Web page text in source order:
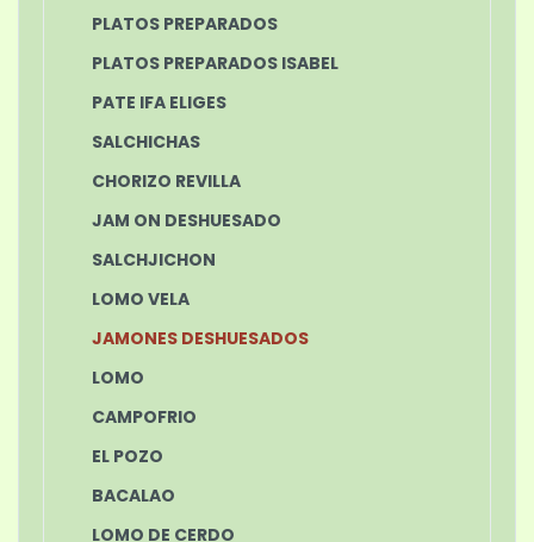
PLATOS PREPARADOS
PLATOS PREPARADOS ISABEL
PATE IFA ELIGES
SALCHICHAS
CHORIZO REVILLA
JAM ON DESHUESADO
SALCHJICHON
LOMO VELA
JAMONES DESHUESADOS
LOMO
CAMPOFRIO
EL POZO
BACALAO
LOMO DE CERDO